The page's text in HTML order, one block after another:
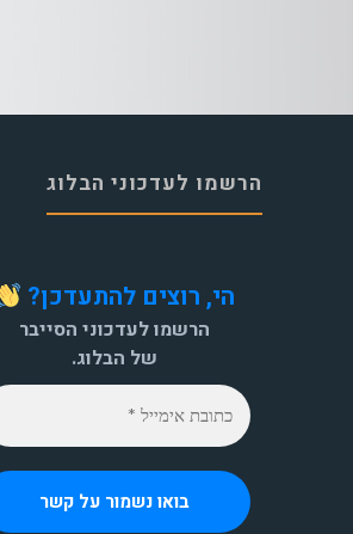
הרשמו לעדכוני הבלוג
הי, רוצים להתעדכן?
הרשמו לעדכוני הסייבר
של הבלוג.